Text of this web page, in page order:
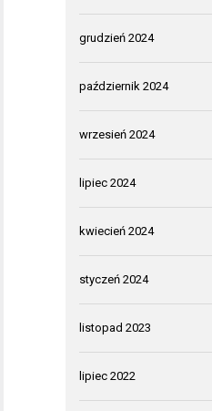
grudzień 2024
październik 2024
wrzesień 2024
lipiec 2024
kwiecień 2024
styczeń 2024
listopad 2023
lipiec 2022